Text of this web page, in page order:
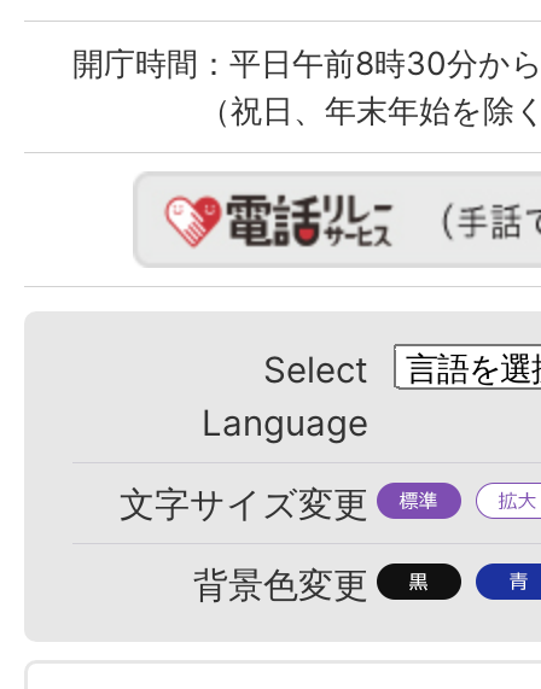
開庁時間： 平日午前8時30分か
（祝日、年末年始を除
Select
Language
文字サイズ変更 標
準
拡
大
背景色変更 背
色
背
色